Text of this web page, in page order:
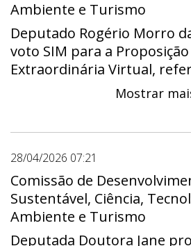
Ambiente e Turismo
Deputado Rogério Morro
voto SIM para a Proposição
Extraordinária Virtual,
Mostrar
28/04/2026 07:21
Comissão de
Sustentável, Ciência,
Ambiente e Turismo
Deputada Doutora Jane